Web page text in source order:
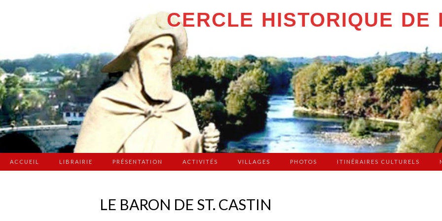
CERCLE HISTORIQUE DE
ACCUEIL LIBRAIRIE PRÉSENTATION ACTIVITÉS VILLAGES PHOTOS ITINÉRAIRES CULTURELS
LE BARON DE ST. CASTIN